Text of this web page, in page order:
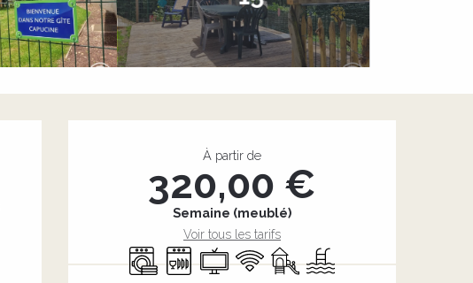
À partir de
320,00 €
Semaine (meublé)
Voir tous les tarifs
Lave lingeLave vaisselle
Télévision
WiFi Jeux pour enfants /
Piscine